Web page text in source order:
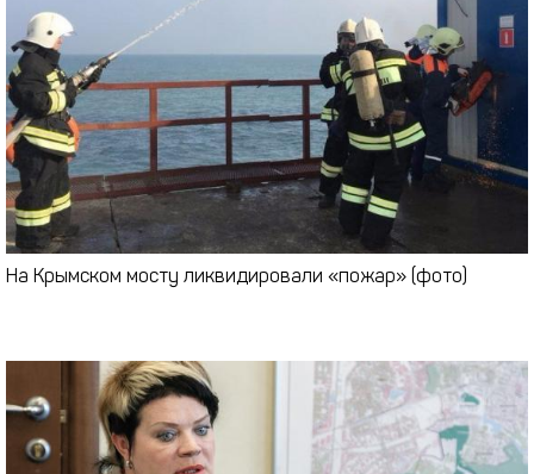
На Крымском мосту ликвидировали «пожар» (фото)